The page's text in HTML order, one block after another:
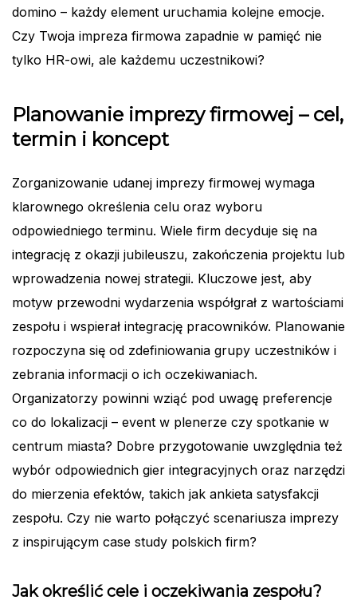
domino – każdy element uruchamia kolejne emocje.
Czy Twoja impreza firmowa zapadnie w pamięć nie
tylko HR-owi, ale każdemu uczestnikowi?
Planowanie imprezy firmowej – cel,
termin i koncept
Zorganizowanie udanej imprezy firmowej wymaga
klarownego określenia celu oraz wyboru
odpowiedniego terminu. Wiele firm decyduje się na
integrację z okazji jubileuszu, zakończenia projektu lub
wprowadzenia nowej strategii. Kluczowe jest, aby
motyw przewodni wydarzenia współgrał z wartościami
zespołu i wspierał integrację pracowników. Planowanie
rozpoczyna się od zdefiniowania grupy uczestników i
zebrania informacji o ich oczekiwaniach.
Organizatorzy powinni wziąć pod uwagę preferencje
co do lokalizacji – event w plenerze czy spotkanie w
centrum miasta? Dobre przygotowanie uwzględnia też
wybór odpowiednich gier integracyjnych oraz narzędzi
do mierzenia efektów, takich jak ankieta satysfakcji
zespołu. Czy nie warto połączyć scenariusza imprezy
z inspirującym case study polskich firm?
Jak określić cele i oczekiwania zespołu?